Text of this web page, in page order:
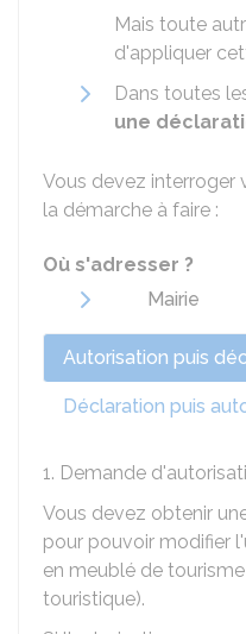
Mais toute
d'appliquer
Dans toutes
une
Vous devez interroger
la démarche à faire :
Où s'adresser ?
Mairie
Autorisation puis
Déclaration puis
1. Demande
Vous devez obtenir
pour pouvoir modifier
en meublé de
touristique).